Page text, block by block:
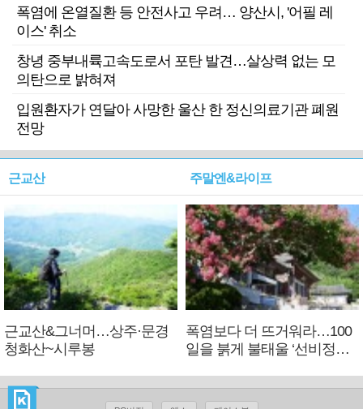
폭염에 온열질환 등 안전사고 우려… 양산시, '어필 레
이스' 취소
창녕 중부내륙고속도로서 포탄 발견…살상력 없는 모
의탄으로 밝혀져
입원환자가 연달아 사망한 울산 한 정신의료기관 폐원
전망
근교산
근교산&그너머…상주·문경
청화산~시루봉
주말엔&라이프
폭염보다 더 뜨거워라…100
일을 붉게 불태울 ‘선비정신’